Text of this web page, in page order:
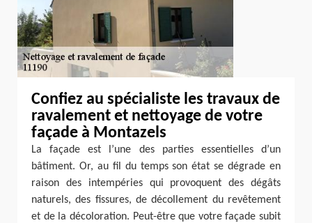
Confiez au spécialiste les travaux de
ravalement et nettoyage de votre
façade à Montazels
La façade est l’une des parties essentielles d’un
bâtiment. Or, au fil du temps son état se dégrade en
raison des intempéries qui provoquent des dégâts
naturels, des fissures, de décollement du revêtement
et de la décoloration. Peut-être que votre façade subit